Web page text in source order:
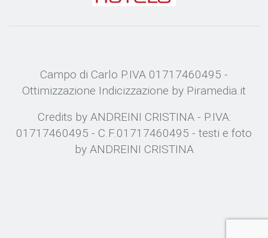
Campo di Carlo P.IVA 01717460495 -
Ottimizzazione Indicizzazione by Piramedia.it
Credits by ANDREINI CRISTINA - P.IVA:
01717460495 - C.F.01717460495 - testi e foto
by ANDREINI CRISTINA